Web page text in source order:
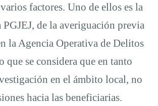
factores. Uno de ellos es la
PGJEJ, de la averiguación previa
la Agencia Operativa de Delitos
que se considera que en tanto
en el ámbito local, no
hacia las beneficiarias.